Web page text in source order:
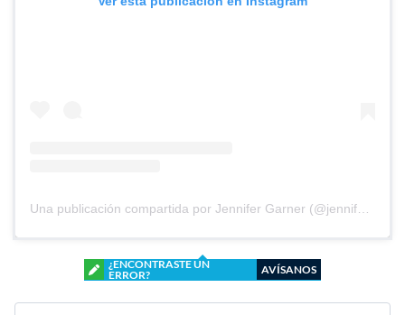
¿ENCONTRASTE UN
ERROR?
AVÍSANOS